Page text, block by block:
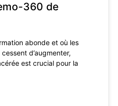
360 de
abonde et où les
d’augmenter,
est crucial pour la